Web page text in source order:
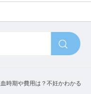
時期や費用は？不妊かわかる